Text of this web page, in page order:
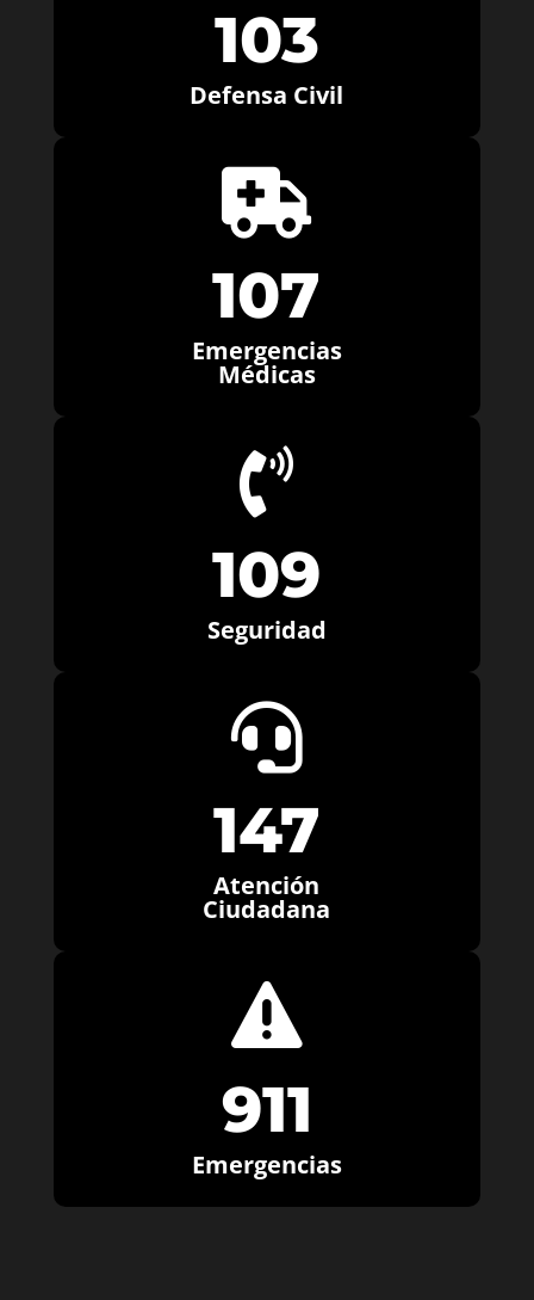
103
Defensa Civil

107
Emergencias
Médicas

109
Seguridad

147
Atención
Ciudadana

911
Emergencias